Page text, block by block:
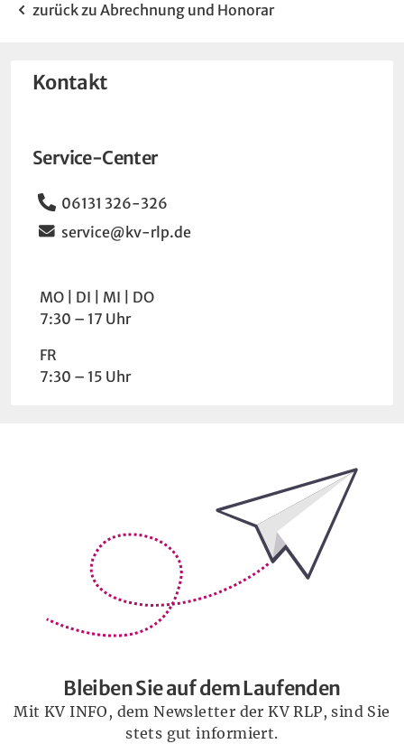
zurück zu Abrechnung und Honorar
Kontakt
Service-Center
Telefon
06131 326-326
Email
service@kv-rlp.de
Wochentag Uhrzeit
MO DI MI
DO
7:30 – 17 Uhr
FR
7:30 – 15 Uhr
Bleiben Sie auf dem Laufenden
Mit KV INFO, dem Newsletter der KV RLP, sind Sie
stets gut informiert.